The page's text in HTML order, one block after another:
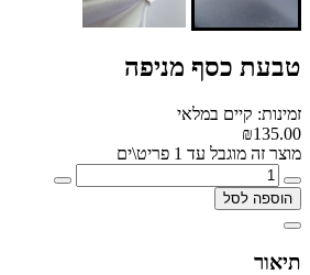
טבעת כסף מניפה
זמינות: קיים במלאי
₪135.00
מוצר זה מוגבל עד 1 פריט\ים
הוספה לסל
תיאור